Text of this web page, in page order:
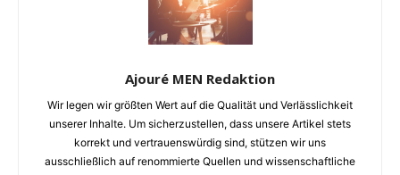
Ajouré MEN Redaktion
Wir legen wir größten Wert auf die Qualität und Verlässlichkeit
unserer Inhalte. Um sicherzustellen, dass unsere Artikel stets
korrekt und vertrauenswürdig sind, stützen wir uns
ausschließlich auf renommierte Quellen und wissenschaftliche